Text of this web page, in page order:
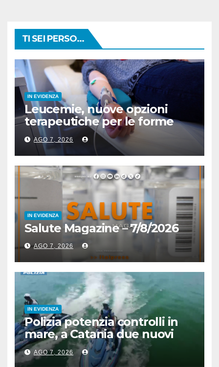
TI SEI PERSO...
IN EVIDENZA
Leucemie, nuove opzioni
terapeutiche per le forme
acute
AGO 7, 2026
IN EVIDENZA
Salute Magazine – 7/8/2026
AGO 7, 2026
IN EVIDENZA
Polizia potenzia controlli in
mare, a Catania due nuovi
acquascooter
AGO 7, 2026